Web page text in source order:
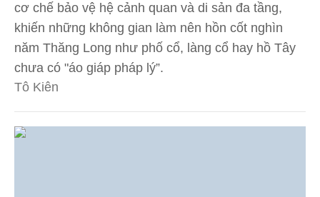
cơ chế bảo vệ hệ cảnh quan và di sản đa tầng,
khiến những không gian làm nên hồn cốt nghìn
năm Thăng Long như phố cổ, làng cổ hay hồ Tây
chưa có "áo giáp pháp lý”.
Tô Kiên